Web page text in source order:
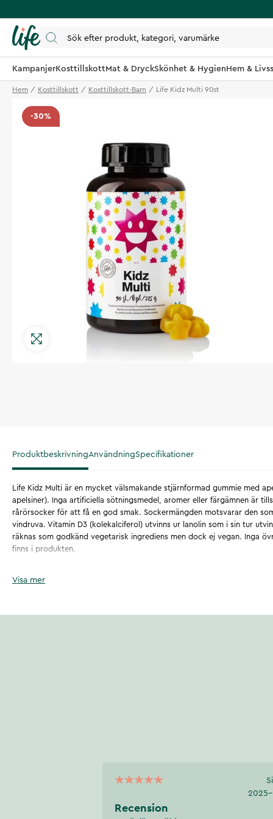
KampanjerKosttillskottMat & DryckSkönhet & HygienHem &
Hem Kosttillskott Kosttillskott-Barn Life Kidz Multi 90st
-30%
ProduktbeskrivningAnvändningSpecifikationer
Life Kidz Multi är en mycket välsmakande stjärnformad gummie med
apelsiner). Inga artificiella sötningsmedel, aromer eller färgämnen är
rårörsocker för att få en god smak. Sockermängden motsvarar den
vindruva. Vitamin D3 (kolekalciferol) utvinns ur lanolin som i sin tur
räknas som godkänd vegetarisk ingrediens men dock ej vegan. Inga
finns i produkten.
Visa mer
2025-
Recension